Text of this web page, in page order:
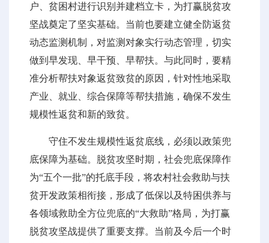
户、贫困村进行识别并建档立卡，为打赢脱贫攻
坚战奠定了坚实基础。当前也要建立健全防返贫
动态监测机制，对监测对象实行动态管理，切实
做到早发现、早干预、早帮扶。与此同时，要精
准分析帮扶对象返贫致贫的原因，针对性地采取
产业、就业、综合保障等帮扶措施，确保不发生
规模性返贫和新的致贫。
守住不发生规模性返贫底线，必须以政策兜
底保障为基础。脱贫攻坚时期，社会兜底保障作
为“五个一批”的托底手段，将农村社会救助与扶
贫开发政策相衔接，形成了低保以及特困供养与
各领域救助全方位兜底的“大救助”格局，为打赢
脱贫攻坚战提供了重要支撑。当前及今后一个时